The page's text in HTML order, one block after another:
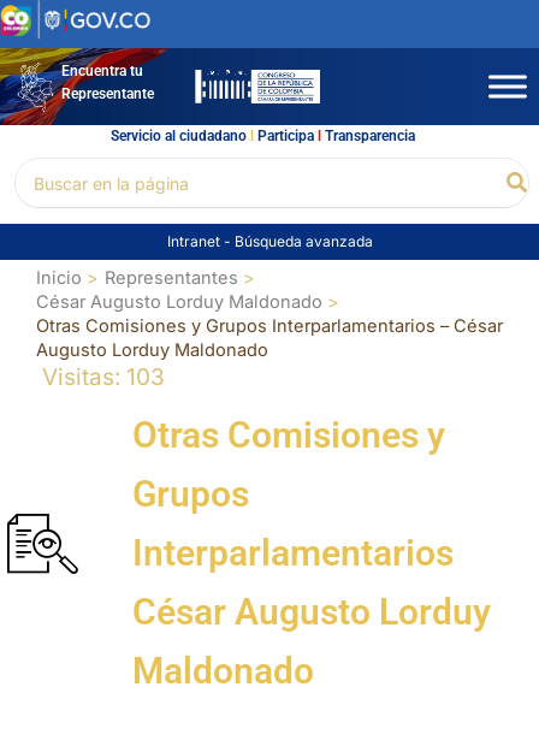
Ir
al
contenidoEncuentra tu
Representante
Servicio al ciudadano l Participal Transparencia
por:
Intranet - Búsqueda avanzada
Inicio
Representantes
César Augusto Lorduy Maldonado
Otras Comisiones y Grupos Interparlamentarios – César
Augusto Lorduy Maldonado
Visitas: 103
Otras Comisiones y
Grupos
Interparlamentarios
César Augusto Lorduy
Maldonado